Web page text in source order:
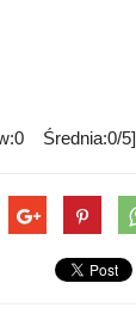
Średnia:0/5]